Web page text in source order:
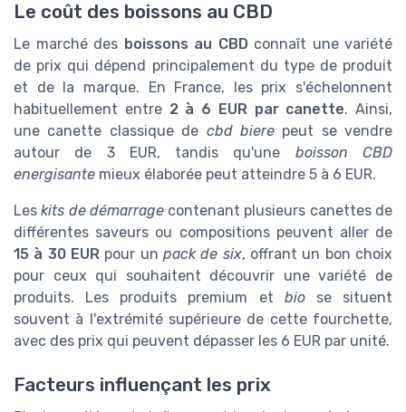
Le coût des boissons au CBD
Le marché des boissons au CBD connaît une variété
de prix qui dépend principalement du type de produit
et de la marque. En France, les prix s'échelonnent
habituellement entre 2 à 6 EUR par canette. Ainsi,
une canette classique de cbd bierepeut se vendre
autour de 3 EUR, tandis qu'une boisson CBD
energisante mieux élaborée peut atteindre 5 à 6 EUR.
Leskits de démarragecontenant plusieurs canettes de
différentes saveurs ou compositions peuvent aller de
15 à 30 EUR pour un pack de six, offrant un bon choix
pour ceux qui souhaitent découvrir une variété de
produits. Les produits premium et biose situent
souvent à l'extrémité supérieure de cette fourchette,
avec des prix qui peuvent dépasser les 6 EUR par unité.
Facteurs influençant les prix